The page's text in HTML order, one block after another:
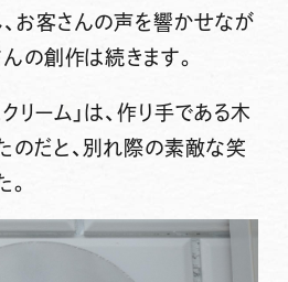
お客さんの声を響かせなが
の創作は続きます。
リーム」は、作り手である木
のだと、別れ際の素敵な笑